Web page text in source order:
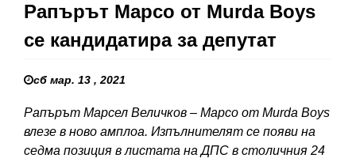
Рапърът Марсо от Murda Boys
се кандидатира за депутат
сб мар. 13 , 2021
Рапърът Марсел Величков – Марсо от Murda Boys
влезе в ново амплоа. Изпълнителят се появи на
седма позиция в листата на ДПС в столичния 24